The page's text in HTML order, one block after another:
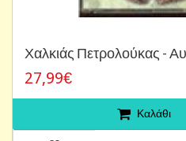
Χαλκιάς Πετρολούκας -
27,99€
Καλάθι